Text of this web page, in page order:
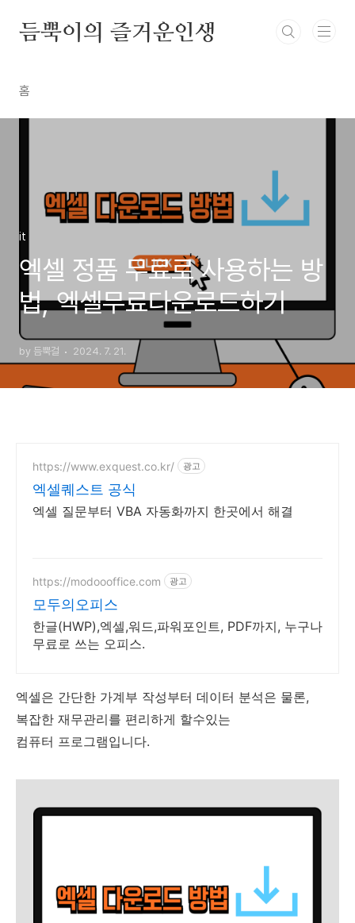
듬뿍이의 즐거운인생
홈
it
엑셀 정품 무료로 사용하는 방
법, 엑셀무료다운로드하기
by 듬뿍걸 2024. 7. 21.
https://www.exquest.co.kr/ 광고
엑셀퀘스트 공식
엑셀 질문부터 VBA 자동화까지 한곳에서 해결
https://modoooffice.com 광고
모두의오피스
한글(HWP),엑셀,워드,파워포인트, PDF까지, 누구나
무료로 쓰는 오피스.
엑셀은 간단한 가계부 작성부터 데이터 분석은 물론,
복잡한 재무관리를 편리하게 할수있는
컴퓨터 프로그램입니다.